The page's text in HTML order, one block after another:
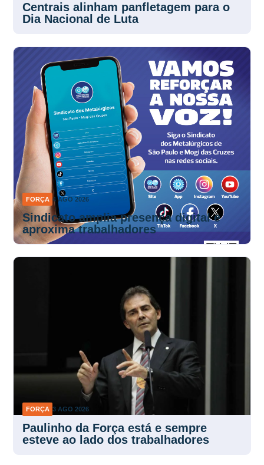
Centrais alinham panfletagem para o
Dia Nacional de Luta
FORÇA 4 AGO 2026
Sindicato amplia presença digital e
aproxima trabalhadores
FORÇA 3 AGO 2026
Paulinho da Força está e sempre
esteve ao lado dos trabalhadores